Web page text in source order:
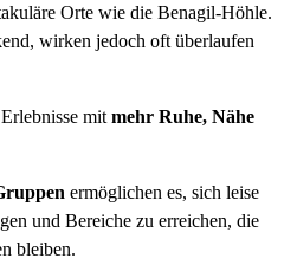
Orte wie die Benagil-Höhle.
wirken jedoch oft überlaufen
mit mehr Ruhe, Nähe
ermöglichen es, sich leise
und Bereiche zu erreichen, die
bleiben.